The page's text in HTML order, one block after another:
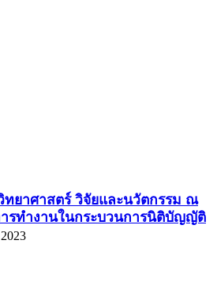
ยาศาสตร์ วิจัยและนวัตกรรม ณ
รทำงานในกระบวนการนิติบัญญัติ